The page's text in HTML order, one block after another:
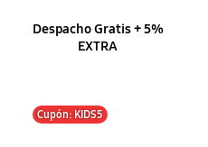
Despacho Gratis + 5%
EXTRA
Cupón: KIDS5